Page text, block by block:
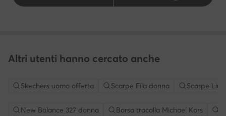
Altri utenti hanno cercato anche
Skechers uomo offerta Scarpe Fila donna Scarpe Liu
New Balance 327 donna Borsa tracolla Michael Kors